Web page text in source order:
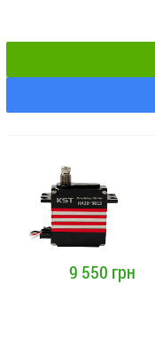
9 550 грн